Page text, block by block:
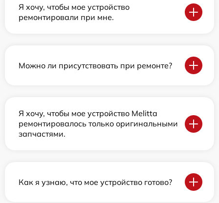
Я хочу, чтобы мое устройство
ремонтировали при мне.
Можно ли присутствовать при ремонте?
Я хочу, чтобы мое устройство Melitta
ремонтировалось только оригинальными
запчастями.
Как я узнаю, что мое устройство готово?